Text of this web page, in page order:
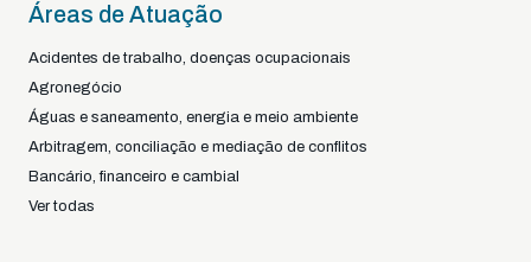
Áreas de Atuação
Acidentes de trabalho, doenças ocupacionais
Agronegócio
Águas e saneamento, energia e meio ambiente
Arbitragem, conciliação e mediação de conflitos
Bancário, financeiro e cambial
Ver todas